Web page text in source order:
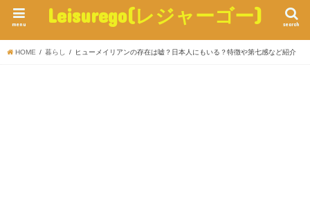
Leisurego(レジャーゴー) search
menu
HOME 暮らし ヒューメイリアンの存在は嘘？日本人にもいる？特徴や第七感など紹介